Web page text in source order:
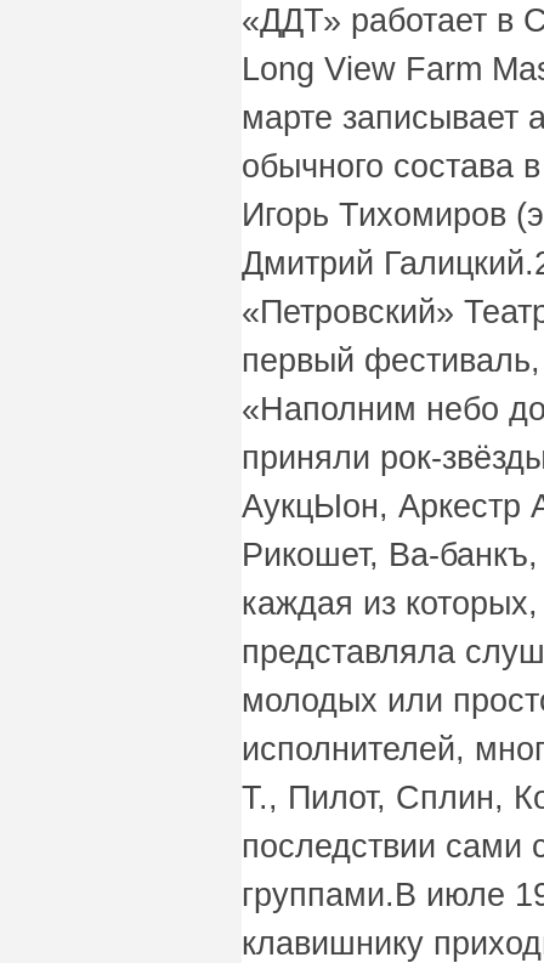
«ДДТ» работает в
Long View Farm
марте
обычного состава
Игорь Тихомиров
Дмитрий
«Петровский»
первый
«Наполним небо
приняли рок-
АукцЫон, Аркестр
Рикошет, Ва-
каждая из
представляла
молодых или
исполнителей,
T., Пилот, Сплин,
последствии сами
группами.В июле
клавишнику